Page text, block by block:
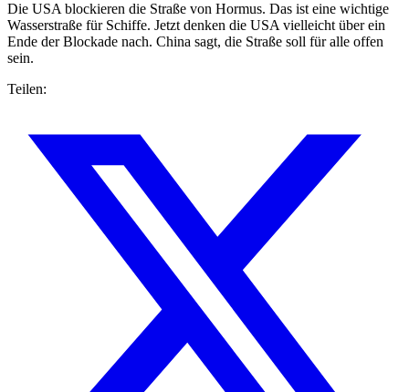
Die USA blockieren die Straße von Hormus. Das ist eine wichtige
Wasserstraße für Schiffe. Jetzt denken die USA vielleicht über ein
Ende der Blockade nach. China sagt, die Straße soll für alle offen
sein.
Teilen: